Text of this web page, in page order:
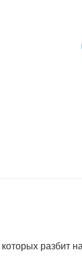
разбит